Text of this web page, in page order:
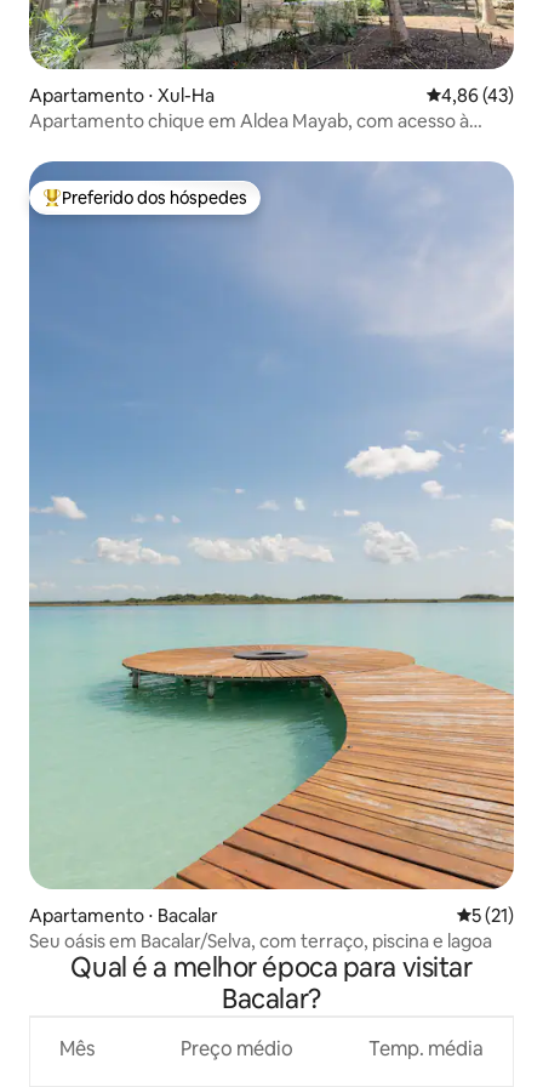
Apartamento ⋅ Xul-Ha 4,86 de uma
4,86 (43)
Apartamento chique em Aldea Mayab, com acesso à
Entre os melhores preferidos dos hóspedes
Preferido dos hóspedes
Apartamento ⋅ Bacalar 5 de uma
5 (21)
Seu oásis em Bacalar/Selva, com terraço, piscina e lagoa
Qual é a melhor época para visitar
Bacalar?
Mês Preço médio Temp. média